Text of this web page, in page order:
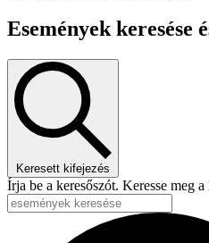
Események keresése
Keresett kifejezés
Írja be a keresőszót. Keresse meg